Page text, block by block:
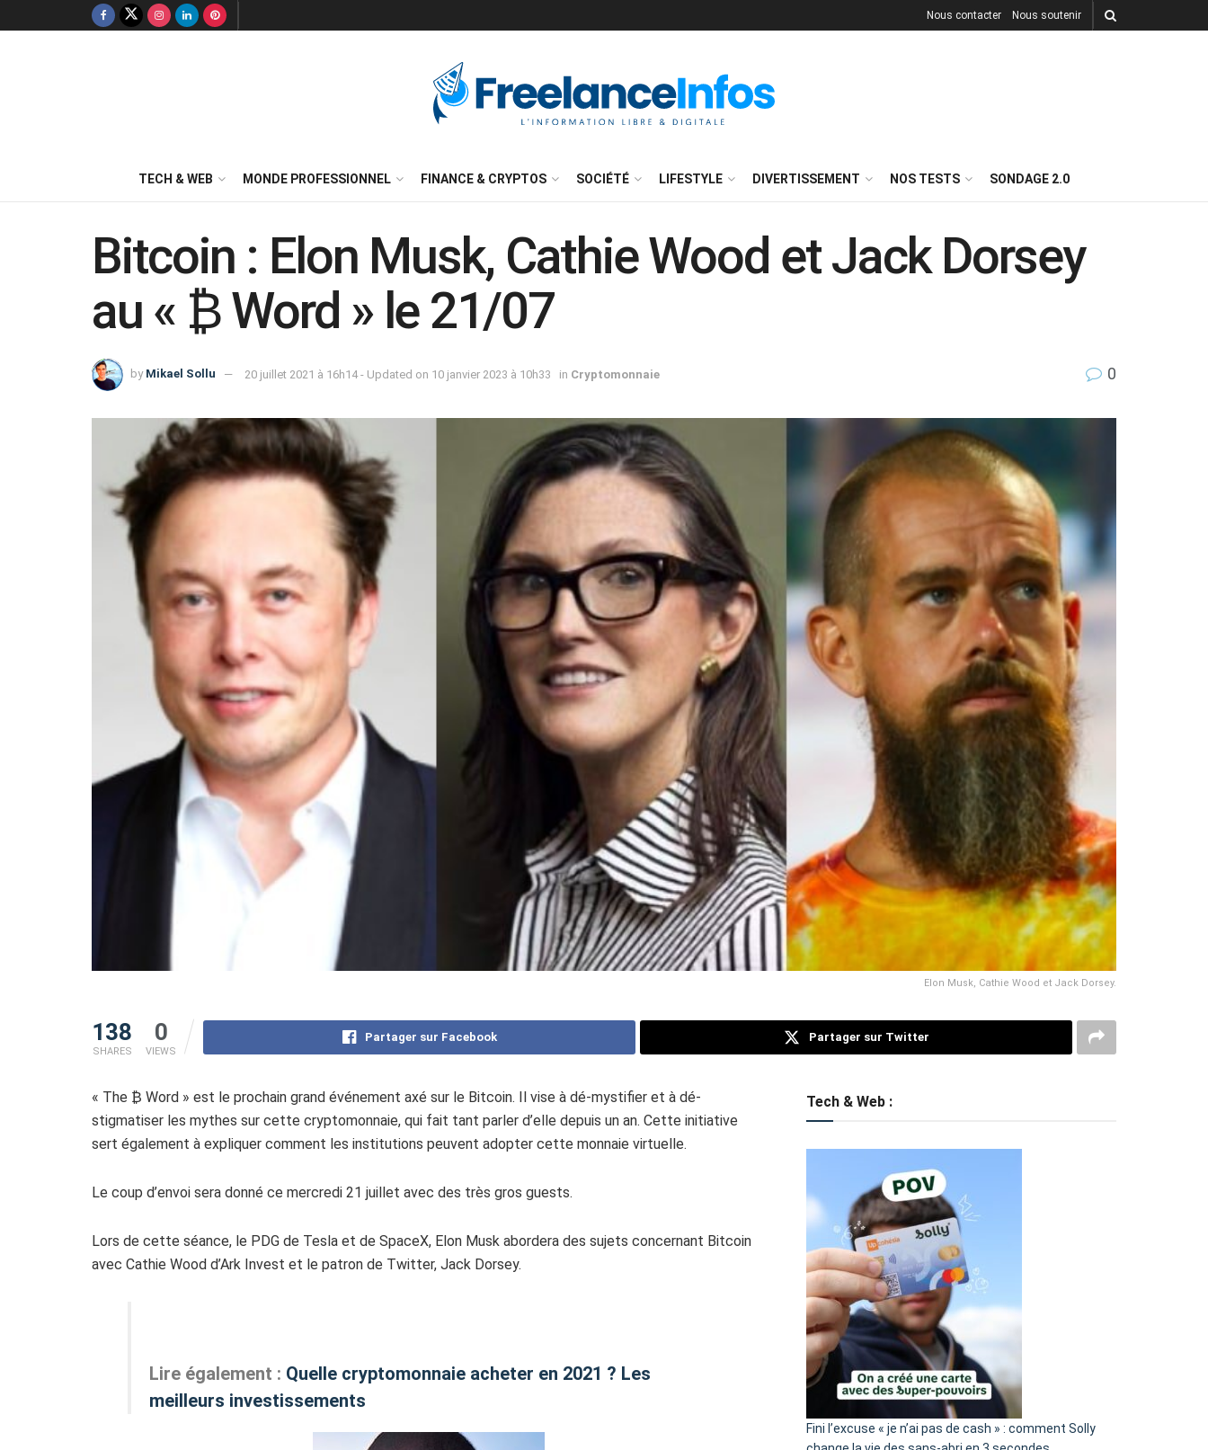
Nous contacter Nous soutenir
TECH & WEB MONDE PROFESSIONNEL FINANCE & CRYPTOS SOCIÉTÉ LIFESTYLE DIVERTISSEMENT NOS TESTS SONDAGE 2.0
Bitcoin : Elon Musk, Cathie Wood et Jack Dorsey
au « ₿ Word » le 21/07
by Mikael Sollu 20 juillet 2021 à 16h14 - Updated on 10 janvier 2023 à 10h33 in Cryptomonnaie 0
Elon Musk, Cathie Wood et Jack Dorsey.
138
SHARES
0
VIEWS
Partager sur Facebook Partager sur Twitter
« The ₿ Word » est le prochain grand événement axé sur le Bitcoin. Il vise à dé-mystifier et à dé-
stigmatiser les mythes sur cette cryptomonnaie, qui fait tant parler d’elle depuis un an. Cette initiative
sert également à expliquer comment les institutions peuvent adopter cette monnaie virtuelle.
Le coup d’envoi sera donné ce mercredi 21 juillet avec des très gros guests.
Lors de cette séance, le PDG de Tesla et de SpaceX, Elon Musk abordera des sujets concernant Bitcoin
avec Cathie Wood d’Ark Invest et le patron de Twitter, Jack Dorsey.
Lire également : Quelle cryptomonnaie acheter en 2021 ? Les
meilleurs investissements
Tech & Web :
Fini l’excuse « je n’ai pas de cash » : comment Solly